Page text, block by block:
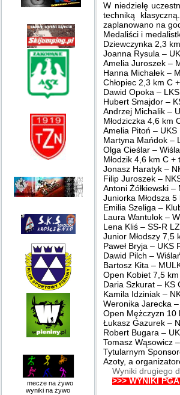
mecze na żywo
wyniki na żywo
W niedzielę
techniką
zaplanowano na
Medaliści i
Dziewczynka 2,3
Joanna Rysula –
Amelia Juroszek –
Hanna Michałek –
Chłopiec 2,3 km C
Dawid Opoka –
Hubert Smajdor –
Andrzej Michalik –
Młodziczka 4,6 km
Amelia Pitoń –
Martyna Mańdok –
Olga Cieślar –
Młodzik 4,6 km C +
Jonasz Haratyk –
Filip Juroszek –
Antoni Żółkiewski
Juniorka Młodsza 5
Emilia Szeliga –
Laura Wantulok –
Lena Kliś – SS-R
Junior Młodszy 7,5
Paweł Bryja – UKS
Dawid Pilch –
Bartosz Kita –
Open Kobiet 7,5
Daria Szkurat – KS
Kamila Idziniak –
Weronika Jarecka
Open Mężczyzn 10
Łukasz Gazurek –
Robert Bugara –
Tomasz Wąsowicz
Tytularnym
Azoty, a
Wyniki drugiego
>>> WYNIKI